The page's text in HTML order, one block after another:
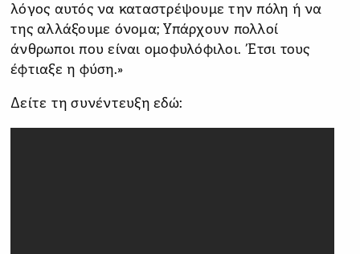
λόγος αυτός να καταστρέψουμε την πόλη ή να
της αλλάξουμε όνομα; Υπάρχουν πολλοί
άνθρωποι που είναι ομοφυλόφιλοι. Έτσι τους
έφτιαξε η φύση.»
Δείτε τη συνέντευξη εδώ: